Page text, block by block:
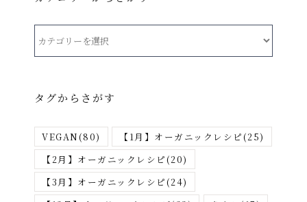
ー
ら
が
す
タグからさがす
VEGAN(80) 【1月】オーガニックレシピ(25)
【2月】オーガニックレシピ(20)
【3月】オーガニックレシピ(24)